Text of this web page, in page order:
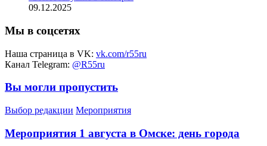
09.12.2025
Мы в соцсетях
Наша страница в VK: vk.com/r55ru
Канал Telegram: @R55ru
Вы могли пропустить
Выбор редакции Мероприятия
Мероприятия 1 августа в Омске: день города